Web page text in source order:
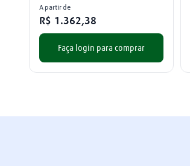
A partir de
R$ 1.362,38
Faça login para comprar